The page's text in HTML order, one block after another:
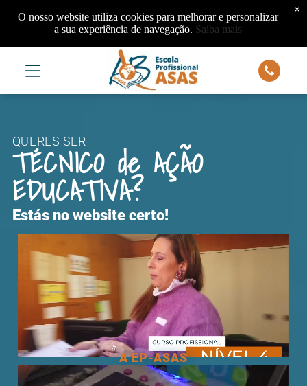
QUERES SER
TÉCNICO de AÇÃO
EDUCATIVA?
Estás no website certo!
A EP-ASAS
O nosso website utiliza cookies para melhorar e personalizar
a sua experiência de navegação. Saiba mais
×